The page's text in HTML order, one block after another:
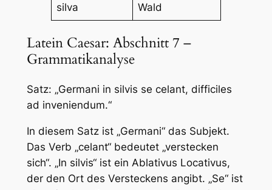
silva Wald
Latein Caesar: Abschnitt 7 –
Grammatikanalyse
Satz: „Germani in silvis se celant, difficiles
ad inveniendum.“
In diesem Satz ist „Germani“ das Subjekt.
Das Verb „celant“ bedeutet „verstecken
sich“. „In silvis“ ist ein Ablativus Locativus,
der den Ort des Versteckens angibt. „Se“ ist